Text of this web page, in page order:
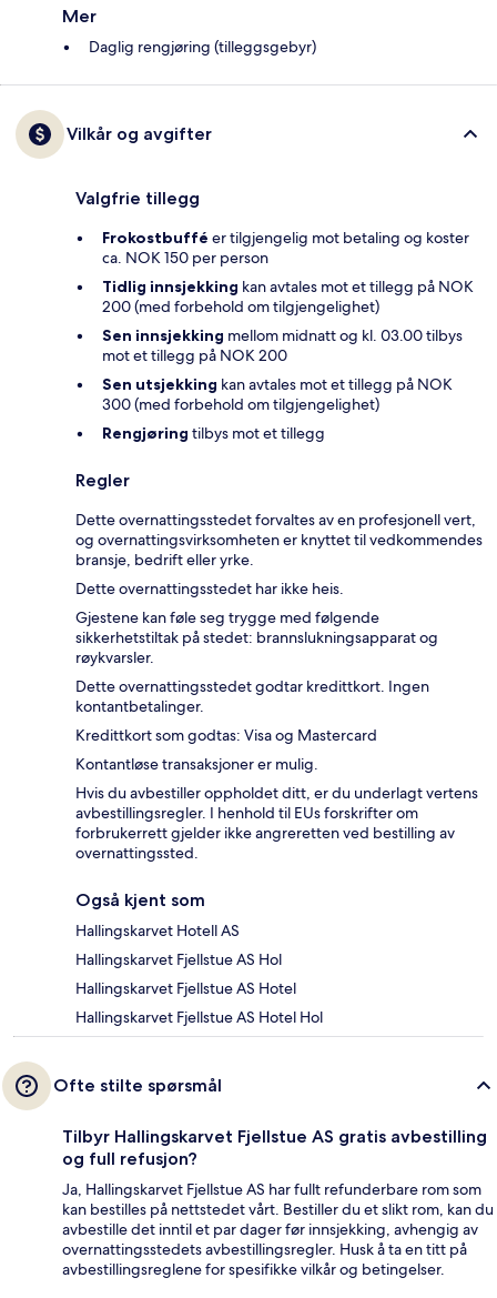
Mer
Daglig rengjøring (tilleggsgebyr)
Vilkår og avgifter
Valgfrie tillegg
Frokostbuffé er tilgjengelig mot betaling og koster
ca. NOK 150 per person
Tidlig innsjekking kan avtales mot et tillegg på NOK
200 (med forbehold om tilgjengelighet)
Sen innsjekking mellom midnatt og kl. 03.00 tilbys
mot et tillegg på NOK 200
Sen utsjekking kan avtales mot et tillegg på NOK
300 (med forbehold om tilgjengelighet)
Rengjøring tilbys mot et tillegg
Regler
Dette overnattingsstedet forvaltes av en profesjonell vert,
og overnattingsvirksomheten er knyttet til vedkommendes
bransje, bedrift eller yrke.
Dette overnattingsstedet har ikke heis.
Gjestene kan føle seg trygge med følgende
sikkerhetstiltak på stedet: brannslukningsapparat og
røykvarsler.
Dette overnattingsstedet godtar kredittkort. Ingen
kontantbetalinger.
Kredittkort som godtas: Visa og Mastercard
Kontantløse transaksjoner er mulig.
Hvis du avbestiller oppholdet ditt, er du underlagt vertens
avbestillingsregler. I henhold til EUs forskrifter om
forbrukerrett gjelder ikke angreretten ved bestilling av
overnattingssted.
Også kjent som
Hallingskarvet Hotell AS
Hallingskarvet Fjellstue AS Hol
Hallingskarvet Fjellstue AS Hotel
Hallingskarvet Fjellstue AS Hotel Hol
Ofte stilte spørsmål
Tilbyr Hallingskarvet Fjellstue AS gratis avbestilling
og full refusjon?
Ja, Hallingskarvet Fjellstue AS har fullt refunderbare rom som
kan bestilles på nettstedet vårt. Bestiller du et slikt rom, kan du
avbestille det inntil et par dager før innsjekking, avhengig av
overnattingsstedets avbestillingsregler. Husk å ta en titt på
avbestillingsreglene for spesifikke vilkår og betingelser.